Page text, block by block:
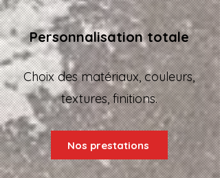
Personnalisation totale
Choix des matériaux, couleurs,
textures, finitions.
Nos prestations